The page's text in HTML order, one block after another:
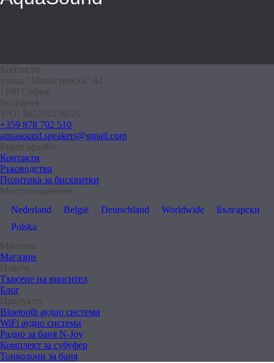
Контакти
улица "Манастирска" 42
1100 София
България
VAT: BG202276729
+359 878 702 510
aquasound.speakers@gmail.com
Бързи връзки
Контакти
Ръководства
Политика за бисквитки
Местоположение
Nederland
België Deutschland Worldwide
Български
Polska
Магазин
Магазин
Повече
Търсене на вносител
Блог
Продукти
Bluetooth аудио системи
WiFi аудио системи
Радио за баня N-Joy
Комплект за субуфер
Тонколони за баня